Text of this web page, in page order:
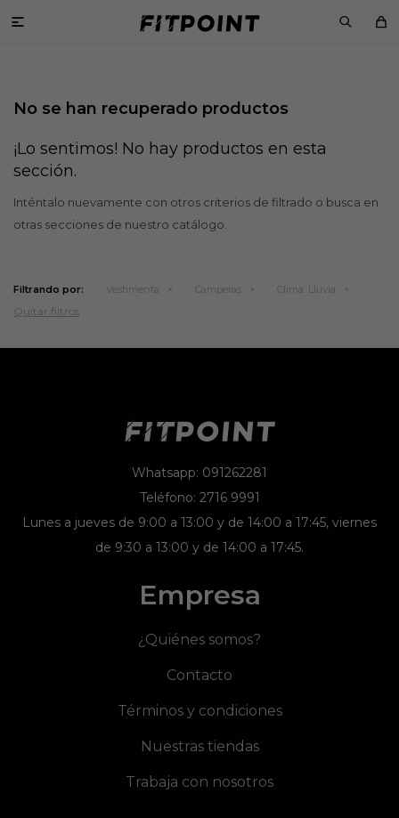

No se han recuperado productos
¡Lo sentimos! No hay productos en esta
sección.
Inténtalo nuevamente con otros criterios de filtrado o busca en
otras secciones de nuestro catálogo.
Filtrando por: Vestimenta Camperas Clima: Lluvia
Quitar filtros
Whatsapp: 091262281
Teléfono: 2716 9991
Lunes a jueves de 9:00 a 13:00 y de 14:00 a 17:45, viernes
de 9:30 a 13:00 y de 14:00 a 17:45.
Empresa
¿Quiénes somos?
Contacto
Términos y condiciones
Nuestras tiendas
Trabaja con nosotros